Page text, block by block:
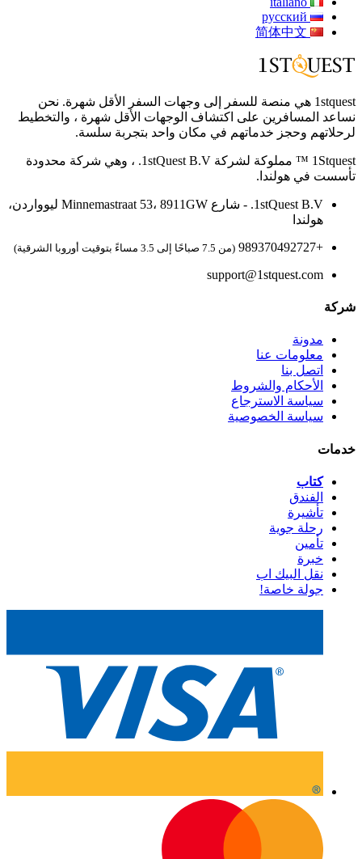
1stquest هي منصة للسفر إلى وجهات السفر الأقل شهرة. نحن
نساعد المسافرين على اكتشاف الوجهات الأقل شهرة ، والتخطيط
لرحلاتهم وحجز خدماتهم في مكان واحد بتجربة سلسة.
1Stquest ™ مملوكة لشركة 1stQuest B.V. ، وهي شركة محدودة
تأسست في هولندا.
1stQuest B.V. - شارع Minnemastraat 53، 8911GW ليوواردن،
هولندا
+989370492727
(من 7.5 صباحًا إلى 3.5 مساءً بتوقيت أوروبا الشرقية)
support@1stquest.com
شركة
مدونة
معلومات عنا
اتصل بنا
الأحكام والشروط
سياسة الاسترجاع
سياسة الخصوصية
خدمات
كتاب
الفندق
تأشيرة
رحلة جوية
تأمين
خبرة
نقل البيك اب
جولة خاصة!